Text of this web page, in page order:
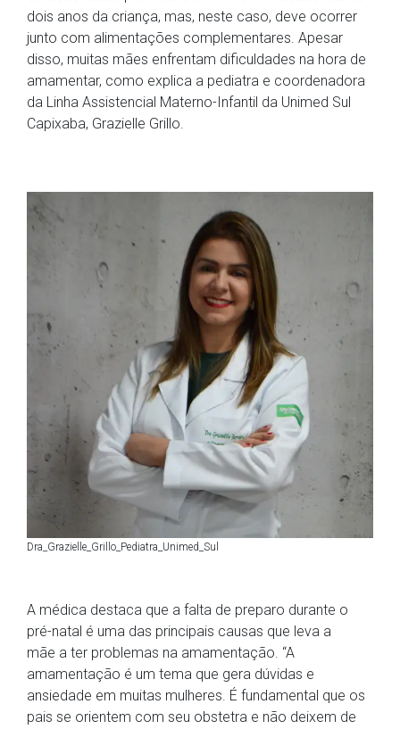
dois anos da criança, mas, neste caso, deve ocorrer
junto com alimentações complementares. Apesar
disso, muitas mães enfrentam dificuldades na hora de
amamentar, como explica a pediatra e coordenadora
da Linha Assistencial Materno-Infantil da Unimed Sul
Capixaba, Grazielle Grillo.
Dra_Grazielle_Grillo_Pediatra_Unimed_Sul
A médica destaca que a falta de preparo durante o
pré-natal é uma das principais causas que leva a
mãe a ter problemas na amamentação. “A
amamentação é um tema que gera dúvidas e
ansiedade em muitas mulheres. É fundamental que os
pais se orientem com seu obstetra e não deixem de